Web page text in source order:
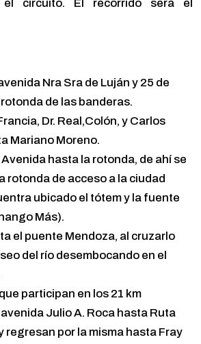
el circuito. El recorrido será el
Nra Sra de Luján y 25 de
de las banderas.
Dr. Real,Colón, y Carlos
Mariano Moreno.
hasta la rotonda, de ahí se
rotonda de acceso a la ciudad
ubicado el tótem y la fuente
Más).
el puente Mendoza, al cruzarlo
del río desembocando en el
participan en los 21 km
Julio A. Roca hasta Ruta
regresan por la misma hasta Fray